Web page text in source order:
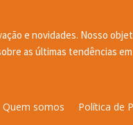
e novidades. Nosso
as últimas tendências
Quem somos Política de